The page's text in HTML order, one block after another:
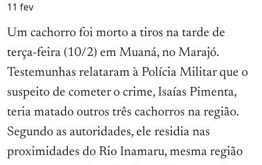
11 fev
Um cachorro foi morto a tiros na tarde de
terça-feira (10/2) em Muaná, no Marajó.
Testemunhas relataram à Polícia Militar que o
suspeito de cometer o crime, Isaías Pimenta,
teria matado outros três cachorros na região.
Segundo as autoridades, ele residia nas
proximidades do Rio Inamaru, mesma região